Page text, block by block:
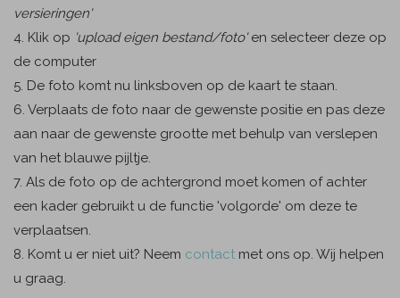
versieringen'
4. Klik op 'upload eigen bestand/foto'en selecteer deze op
de computer
5. De foto komt nu linksboven op de kaart te staan.
6. Verplaats de foto naar de gewenste positie en pas deze
aan naar de gewenste grootte met behulp van verslepen
van het blauwe pijltje.
7. Als de foto op de achtergrond moet komen of achter
een kader gebruikt u de functie 'volgorde' om deze te
verplaatsen.
8. Komt u er niet uit? Neem contact met ons op. Wij helpen
u graag.